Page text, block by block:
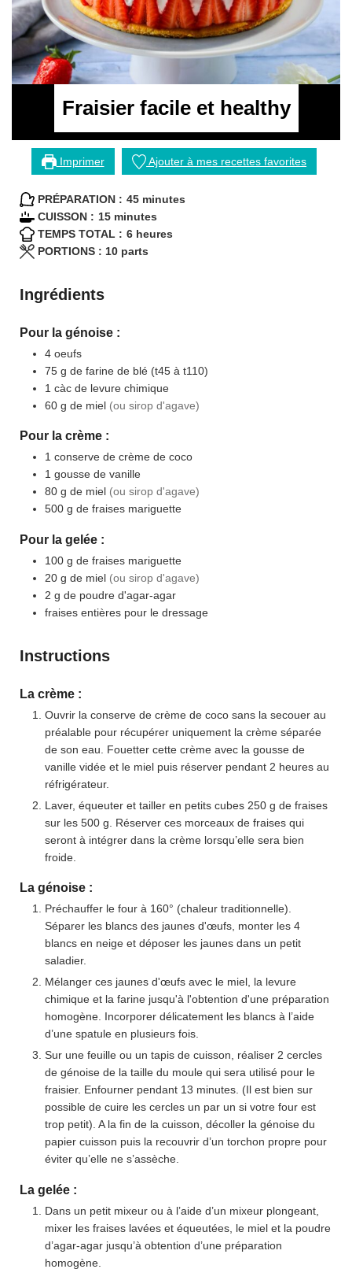
Fraisier facile et healthy
Imprimer Ajouter à mes recettes favorites
PRÉPARATION : 45minutes
minutes
CUISSON : 15minutes
minutes
TEMPS TOTAL : 6heures
heures
PORTIONS : 10 parts
Ingrédients
Pour la génoise :
4 oeufs
75 g de farine de blé (t45 à t110)
1 càc de levure chimique
60 g de miel (ou sirop d'agave)
Pour la crème :
1 conserve de crème de coco
1 gousse de vanille
80 g de miel (ou sirop d'agave)
500 g de fraises mariguette
Pour la gelée :
100 g de fraises mariguette
20 g de miel (ou sirop d'agave)
2 g de poudre d'agar-agar
fraises entières pour le dressage
Instructions
La crème :
Ouvrir la conserve de crème de coco sans la secouer au
préalable pour récupérer uniquement la crème séparée
de son eau. Fouetter cette crème avec la gousse de
vanille vidée et le miel puis réserver pendant 2 heures au
réfrigérateur.
Laver, équeuter et tailler en petits cubes 250 g de fraises
sur les 500 g. Réserver ces morceaux de fraises qui
seront à intégrer dans la crème lorsqu’elle sera bien
froide.
La génoise :
Préchauffer le four à 160° (chaleur traditionnelle).
Séparer les blancs des jaunes d'œufs, monter les 4
blancs en neige et déposer les jaunes dans un petit
saladier.
Mélanger ces jaunes d'œufs avec le miel, la levure
chimique et la farine jusqu'à l'obtention d'une préparation
homogène. Incorporer délicatement les blancs à l’aide
d’une spatule en plusieurs fois.
Sur une feuille ou un tapis de cuisson, réaliser 2 cercles
de génoise de la taille du moule qui sera utilisé pour le
fraisier. Enfourner pendant 13 minutes. (Il est bien sur
possible de cuire les cercles un par un si votre four est
trop petit). A la fin de la cuisson, décoller la génoise du
papier cuisson puis la recouvrir d’un torchon propre pour
éviter qu’elle ne s’assèche.
La gelée :
Dans un petit mixeur ou à l’aide d’un mixeur plongeant,
mixer les fraises lavées et équeutées, le miel et la poudre
d’agar-agar jusqu’à obtention d’une préparation
homogène.